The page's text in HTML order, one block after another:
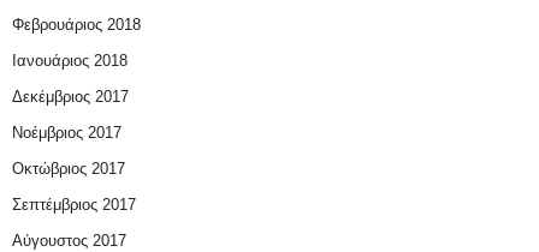
Φεβρουάριος 2018
Ιανουάριος 2018
Δεκέμβριος 2017
Νοέμβριος 2017
Οκτώβριος 2017
Σεπτέμβριος 2017
Αύγουστος 2017